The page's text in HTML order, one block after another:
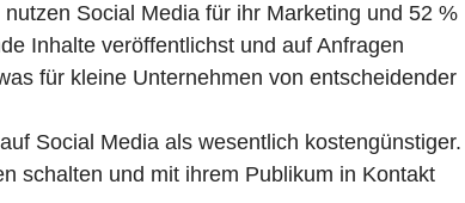
nutzen Social Media für ihr Marketing und 52 %
Inhalte veröffentlichst und auf Anfragen
für kleine Unternehmen von entscheidender
Social Media als wesentlich kostengünstiger.
schalten und mit ihrem Publikum in Kontakt